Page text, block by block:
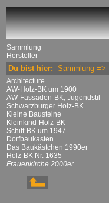
Sammlung
Hersteller
Du bist hier: Sammlung =>
Architecture.
AW-Holz-BK um 1900
AW-Fassaden-BK, Jugendstil
Schwarzburger Holz-BK
Kleine Bausteine
Kleinkind-Holz-BK
Schiff-BK um 1947
Dorfbaukasten
Das Baukästchen 1990er
Holz-BK Nr. 1635
Frauenkirche 2000er